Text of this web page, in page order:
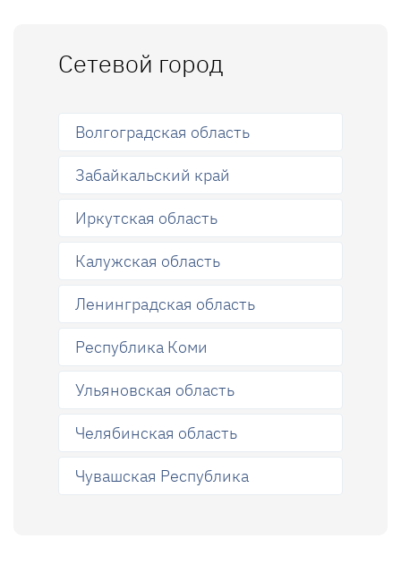
Сетевой город
Волгоградская область
Забайкальский край
Иркутская область
Калужская область
Ленинградская область
Республика Коми
Ульяновская область
Челябинская область
Чувашская Республика